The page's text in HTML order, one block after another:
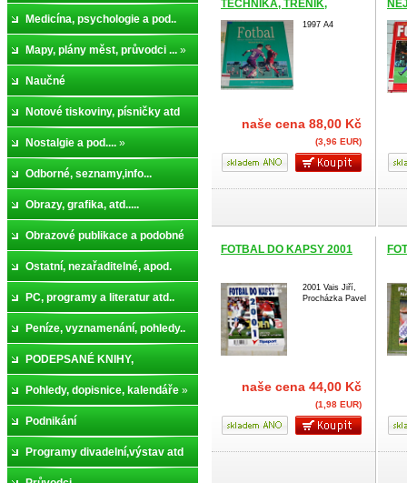
Medicína, psychologie a pod..
Mapy, plány měst, průvodci ... »
Naučné
Notové tiskoviny, písničky atd
Nostalgie a pod.... »
Odborné, seznamy,info...
Obrazy, grafika, atd.....
Obrazové publikace a podobné
Ostatní, nezařaditelné, apod.
PC, programy a literatur atd..
Peníze, vyznamenání, pohledy..
PODEPSANÉ KNIHY,
ČÍSLOVANÉ, ..
Pohledy, dopisnice, kalendáře »
Podnikání
Programy divadelní,výstav atd
TECHNIKA, TRÉNIK,
GALERIE SLAVNÝCH
1997 A4
naše cena 88,00 Kč
(3,96 EUR)
FOTBAL DO KAPSY 2001
2001 Vais Jiří,
Procházka Pavel
naše cena 44,00 Kč
(1,98 EUR)